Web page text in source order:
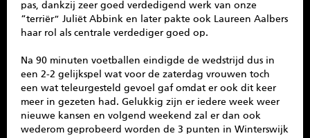
pas, dankzij zeer goed verdedigend werk van onze
“terriër” Juliët Abbink en later pakte ook Laureen Aalbers
haar rol als centrale verdediger goed op.
Na 90 minuten voetballen eindigde de wedstrijd dus in
een 2-2 gelijkspel wat voor de zaterdag vrouwen toch
een wat teleurgesteld gevoel gaf omdat er ook dit keer
meer in gezeten had. Gelukkig zijn er iedere week weer
nieuwe kansen en volgend weekend zal er dan ook
wederom geprobeerd worden de 3 punten in Winterswijk